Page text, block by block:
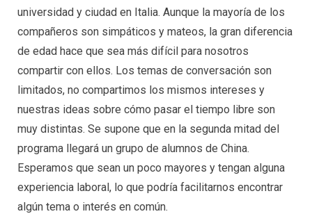
universidad y ciudad en Italia. Aunque la mayoría de los
compañeros son simpáticos y mateos, la gran diferencia
de edad hace que sea más difícil para nosotros
compartir con ellos. Los temas de conversación son
limitados, no compartimos los mismos intereses y
nuestras ideas sobre cómo pasar el tiempo libre son
muy distintas. Se supone que en la segunda mitad del
programa llegará un grupo de alumnos de China.
Esperamos que sean un poco mayores y tengan alguna
experiencia laboral, lo que podría facilitarnos encontrar
algún tema o interés en común.